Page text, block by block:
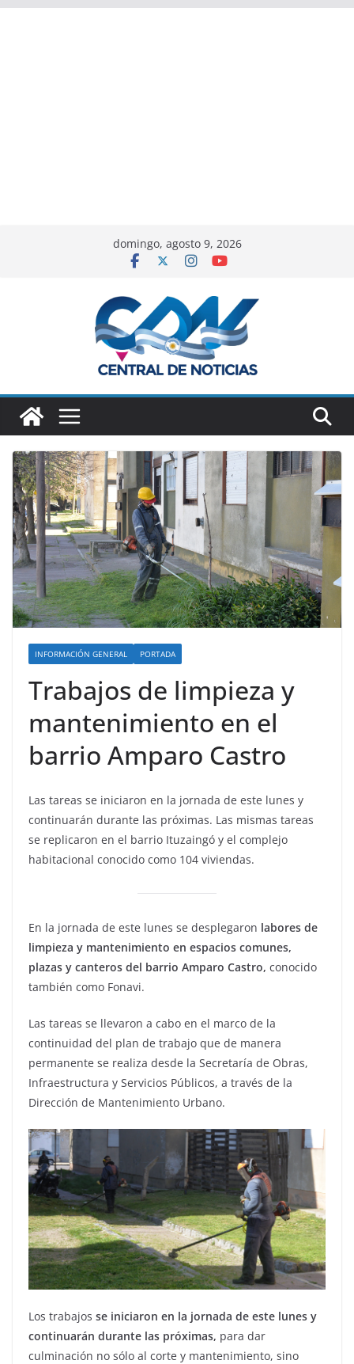
domingo, agosto 9, 2026
INFORMACIÓN GENERAL PORTADA
Trabajos de limpieza y
mantenimiento en el
barrio Amparo Castro
Las tareas se iniciaron en la jornada de este lunes y
continuarán durante las próximas. Las mismas tareas
se replicaron en el barrio Ituzaingó y el complejo
habitacional conocido como 104 viviendas.
En la jornada de este lunes se desplegaron labores de
limpieza y mantenimiento en espacios comunes,
plazas y canteros del barrio Amparo Castro, conocido
también como Fonavi.
Las tareas se llevaron a cabo en el marco de la
continuidad del plan de trabajo que de manera
permanente se realiza desde la Secretaría de Obras,
Infraestructura y Servicios Públicos, a través de la
Dirección de Mantenimiento Urbano.
Los trabajos se iniciaron en la jornada de este lunes y
continuarán durante las próximas, para dar
culminación no sólo al corte y mantenimiento, sino